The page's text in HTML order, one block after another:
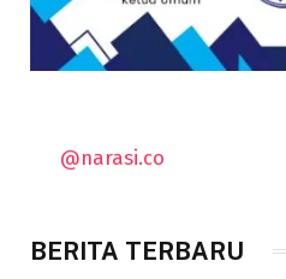
@narasi.co
BERITA TERBARU